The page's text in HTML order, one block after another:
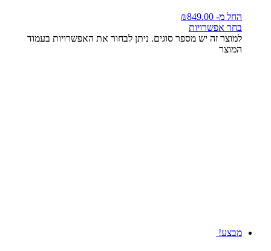
החל מ- ₪849.00
בחר אפשרויות
למוצר זה יש מספר סוגים. ניתן לבחור את האפשרויות בעמוד
המוצר
מבצע!